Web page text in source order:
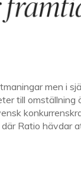
men i
till
Ratio hävdar